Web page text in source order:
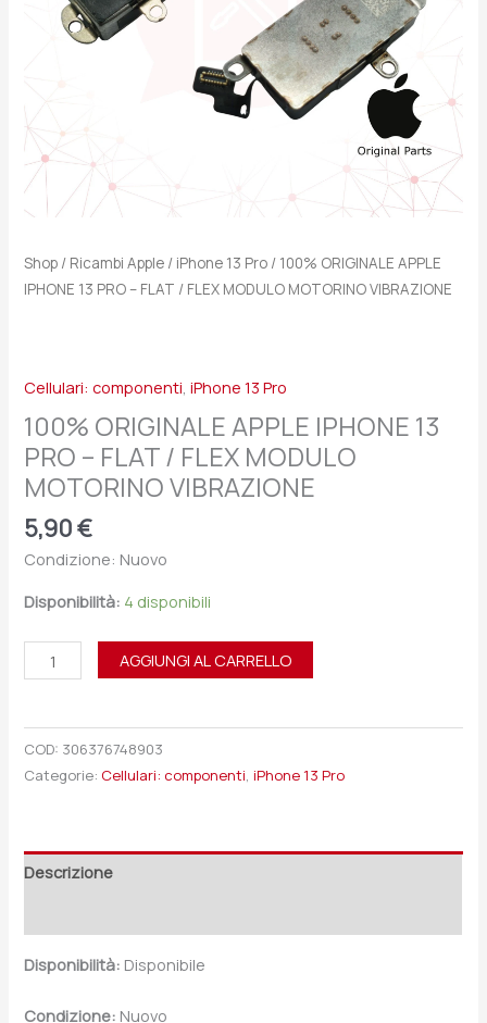
Shop / Ricambi Apple / iPhone 13 Pro / 100% ORIGINALE APPLE
IPHONE 13 PRO – FLAT / FLEX MODULO MOTORINO VIBRAZIONE
Cellulari: componenti,iPhone 13 Pro
100% ORIGINALE APPLE IPHONE 13
PRO – FLAT / FLEX MODULO
MOTORINO VIBRAZIONE
5,90€
Condizione: Nuovo
Disponibilità: 4 disponibili
quantità
AGGIUNGI AL CARRELLO
COD: 306376748903
Categorie: Cellulari: componenti,iPhone 13 Pro
Descrizione
Disponibilità: Disponibile
Condizione: Nuovo